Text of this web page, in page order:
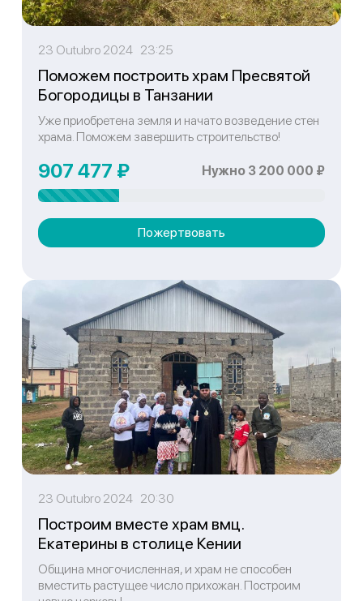
23 Outubro 2024 23:25
Поможем построить храм Пресвятой
Богородицы в Танзании
Уже приобретена земля и начато возведение стен
храма. Поможем завершить строительство!
907 477 ₽ Нужно 3 200 000 ₽
Пожертвовать
23 Outubro 2024 20:30
Построим вместе храм вмц.
Екатерины в столице Кении
Община многочисленная, и храм не способен
вместить растущее число прихожан. Построим